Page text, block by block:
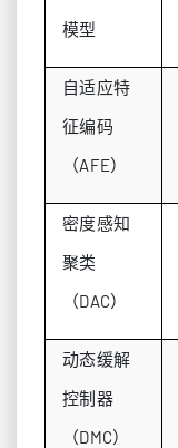
模型
自适应特
征编码
（AFE）
密度感知
聚类
（DAC）
动态缓解
控制器
（DMC）